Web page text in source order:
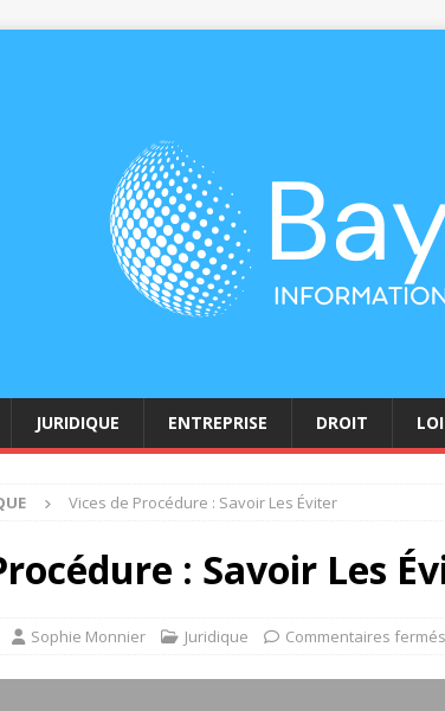
JURIDIQUE ENTREPRISE DROIT LOI
Vices de Procédure : Savoir Les Éviter
: Savoir Les
Sophie Monnier Juridique Commentaires fermés